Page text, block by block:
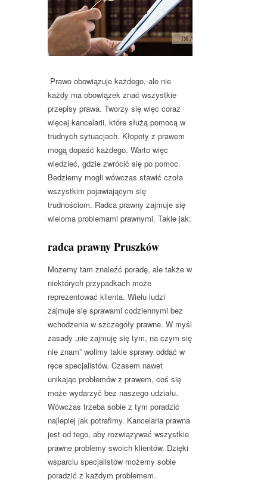
Prawo obowiązuje każdego, ale nie
każdy ma obowiązek znać wszystkie
przepisy prawa. Tworzy się więc coraz
więcej kancelarii, które służą pomocą w
trudnych sytuacjach. Kłopoty z prawem
mogą dopaść każdego. Warto więc
wiedzieć, gdzie zwrócić się po pomoc.
Bedziemy mogli wówczas stawić czoła
wszystkim pojawiającym się
trudnościom. Radca prawny zajmuje się
wieloma problemami prawnymi. Takie jak:
radca prawny Pruszków
Mozemy tam znaleźć poradę, ale także w
niektórych przypadkach może
reprezentować klienta. Wielu ludzi
zajmuje się sprawami codziennymi bez
wchodzenia w szczegóły prawne. W myśl
zasady „nie zajmuję się tym, na czym się
nie znam” wolimy takie sprawy oddać w
ręce specjalistów. Czasem nawet
unikając problemów z prawem, coś się
może wydarzyć bez naszego udziału.
Wówczas trzeba sobie z tym poradzić
najlepiej jak potrafimy. Kancelaria prawna
jest od tego, aby rozwiązywać wszystkie
prawne problemy swoich klientów. Dzięki
wsparciu specjalistów możemy sobie
poradzić z każdym problemem.